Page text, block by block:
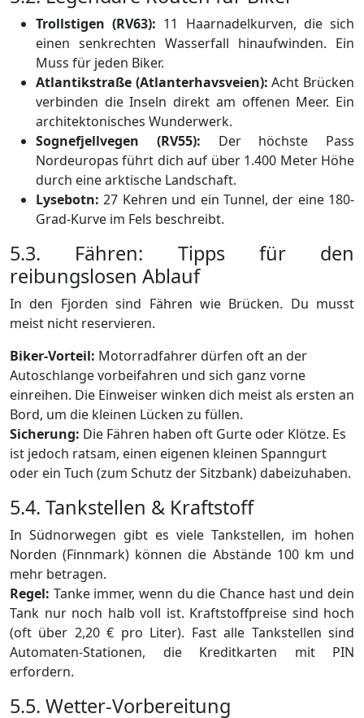
Trollstigen (RV63): 11 Haarnadelkurven, die sich
einen senkrechten Wasserfall hinaufwinden. Ein
Muss für jeden Biker.
Atlantikstraße (Atlanterhavsveien): Acht Brücken
verbinden die Inseln direkt am offenen Meer. Ein
architektonisches Wunderwerk.
Sognefjellvegen (RV55): Der höchste Pass
Nordeuropas führt dich auf über 1.400 Meter Höhe
durch eine arktische Landschaft.
Lysebotn: 27 Kehren und ein Tunnel, der eine 180-
Grad-Kurve im Fels beschreibt.
5.3. Fähren: Tipps für den
reibungslosen Ablauf
In den Fjorden sind Fähren wie Brücken. Du musst
meist nicht reservieren.
Biker-Vorteil: Motorradfahrer dürfen oft an der
Autoschlange vorbeifahren und sich ganz vorne
einreihen. Die Einweiser winken dich meist als ersten an
Bord, um die kleinen Lücken zu füllen.
Sicherung: Die Fähren haben oft Gurte oder Klötze. Es
ist jedoch ratsam, einen eigenen kleinen Spanngurt
oder ein Tuch (zum Schutz der Sitzbank) dabeizuhaben.
5.4. Tankstellen & Kraftstoff
In Südnorwegen gibt es viele Tankstellen, im hohen
Norden (Finnmark) können die Abstände 100 km und
mehr betragen.
Regel: Tanke immer, wenn du die Chance hast und dein
Tank nur noch halb voll ist. Kraftstoffpreise sind hoch
(oft über 2,20 € pro Liter). Fast alle Tankstellen sind
Automaten-Stationen, die Kreditkarten mit PIN
erfordern.
5.5. Wetter-Vorbereitung